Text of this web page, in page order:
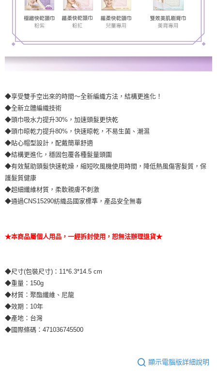
◆享受雙手空出來的時間～全新編織方法，結構更進化！
◆全新立體編織技術
◆頭巾吸水力提升30%，加速頭髮更快乾
◆頭巾晾乾力提升80%，快速晾乾，不易生菌、潮濕
◆貼心帽型設計，配戴簡單舒適
◆結構更進化，穩固包覆各種髮量頭圍
◆有效幫助頭髮快速乾燥，縮短吹風機使用時間，降低熱風傷害髮質，保
護髮質健康
◆超細纖維材質，柔軟親膚不刺激
◆通過CNS15290紡織品國家標準，產品安全無毒
★本商品屬個人用品，一經拆封使用，恕無法辦理退貨★
◆尺寸(包裝尺寸)：11*6.3*14.5 cm
◆重量：150g
◆材質：聚酯纖維、尼龍
◆效期：10年
◆產地：台灣
◆國際條碼：471036745500
顯示電腦版詳細說明